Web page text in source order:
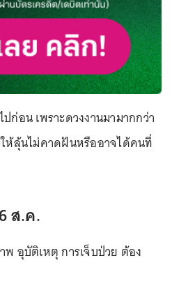
ก่อน เพราะดวงงานมามากกว่า
ห้ลุ้นไม่คาดฝันหรืออาจได้คนที่
ส.ค.
อุบัติเหตุ การเจ็บป่วย ต้อง